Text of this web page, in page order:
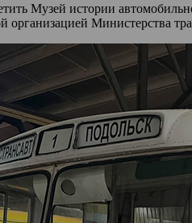
Музей истории
организацией Министерства